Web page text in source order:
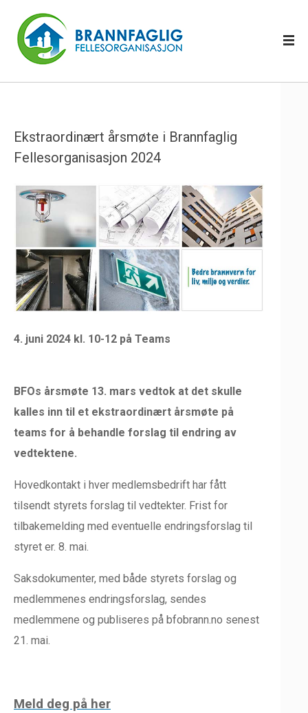
Ekstraordinært årsmøte i Brannfaglig
Fellesorganisasjon 2024
4. juni 2024 kl. 10-12 på Teams
BFOs årsmøte 13. mars vedtok at det skulle
kalles inn til et ekstraordinært årsmøte på
teams for å behandle forslag til endring av
vedtektene.
Hovedkontakt i hver medlemsbedrift har fått
tilsendt styrets forslag til vedtekter. Frist for
tilbakemelding med eventuelle endringsforslag til
styret er. 8. mai.
Saksdokumenter, med både styrets forslag og
medlemmenes endringsforslag, sendes
medlemmene og publiseres på bfobrann.no senest
21. mai.
Meld deg på her